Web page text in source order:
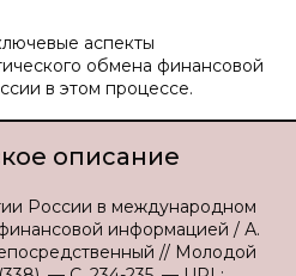
аспекты
обмена финансовой
в этом процессе.
описание
России в международном
информацией / А.
// Молодой